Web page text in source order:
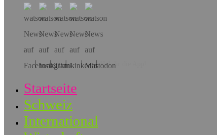
Hol dir die App!
Startseite
Schweiz
International